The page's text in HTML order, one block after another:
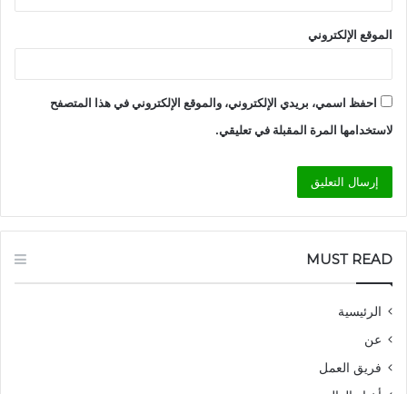
الموقع الإلكتروني
احفظ اسمي، بريدي الإلكتروني، والموقع الإلكتروني في هذا المتصفح
لاستخدامها المرة المقبلة في تعليقي.
MUST READ
الرئيسية
عن
فريق العمل